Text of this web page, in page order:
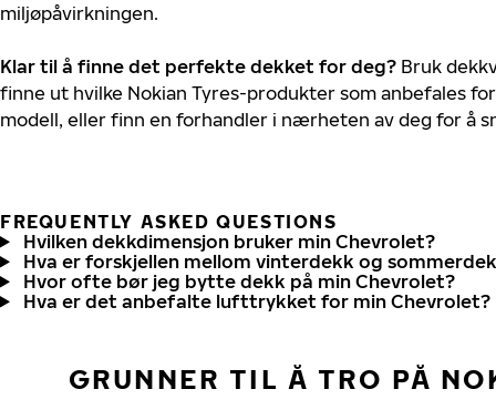
miljøpåvirkningen.
Klar til å finne det perfekte dekket for deg? Bruk
finne ut hvilke Nokian Tyres-produkter som anbefales
modell, eller finn en forhandler i nærheten av deg for å
FREQUENTLY ASKED QUESTIONS
Hvilken dekkdimensjon bruker min Chevrolet?
Hva er forskjellen mellom vinterdekk og
Hvor ofte bør jeg bytte dekk på min Chevrolet?
Hva er det anbefalte lufttrykket for min Chevrolet?
GRUNNER TIL Å TRO PÅ